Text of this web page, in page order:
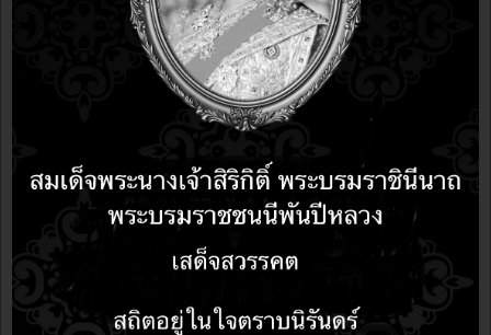
14 years 9 months ago